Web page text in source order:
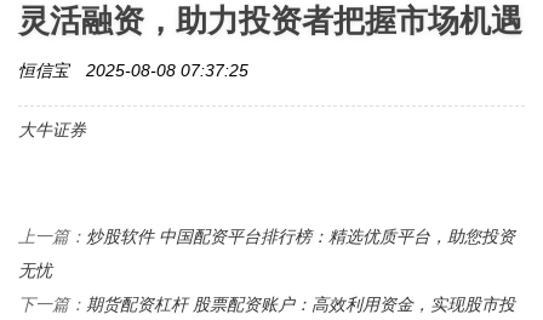
灵活融资，助力投资者把握市场机遇
恒信宝 2025-08-08 07:37:25
大牛证券
上一篇： 炒股软件 中国配资平台排行榜：精选优质平台，助您投资
无忧
下一篇： 期货配资杠杆 股票配资账户：高效利用资金，实现股市投